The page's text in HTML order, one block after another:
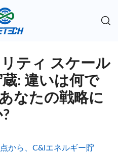
ティ スケール
: 違いは何で
なたの戦略に
から、C&Iエネルギー貯